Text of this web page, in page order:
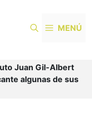
MENÚ
Juan Gil-Albert
algunas de sus